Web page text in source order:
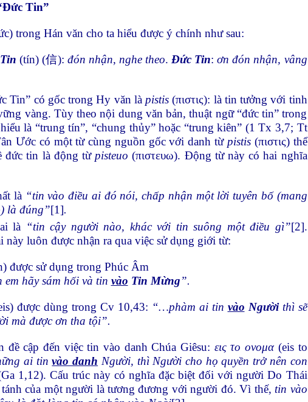
Tin”
trong Hán văn cho ta hiểu được ý chính như sau:
Tin (tín) (信): đón nhận, nghe theo. Đức Tin:ơn đón nhận, vâng
Tin” có gốc trongHy văn là pistis(πιστις): là tin tưởng với tinh
vàng. Tùy theo nội dung văn bản, thuật ngữ “đức tin” trong
là “trung tín”, “chung thủy” hoặc “trung kiên” (1 Tx 3,7; Tt
Ước có một từ cùng nguồn gốc với danh từ pistis(πιστις) thể
đức tin là động từ pisteuo(πιστευω). Động từ này có hai nghĩa
là “tin vào điều ai đó nói, chấp nhận một lời tuyên bố (mang
là đúng”[1].
là “tin cậy người nào, khác với tin suông một điều gì”[2].
này luôn được nhận ra qua việc sử dụng giới từ:
được sử dụng trong Phúc Âm
em hãy sám hối và tin vào Tin Mừng”.
được dùng trong Cv 10,43: “…phàm ai tin vào Ngườithì sẽ
mà được ơn tha tội”.
đề cập đến việc tin vào danh Chúa Giêsu: εις το ονομα(eis to
ai tinvào danh Người, thì Người cho họ quyền trở nên con
1,12). Cấu trúc này có nghĩa đặc biệt đối với người Do Thái
của một người là tương đương với người đó. Vì thế, tin vào